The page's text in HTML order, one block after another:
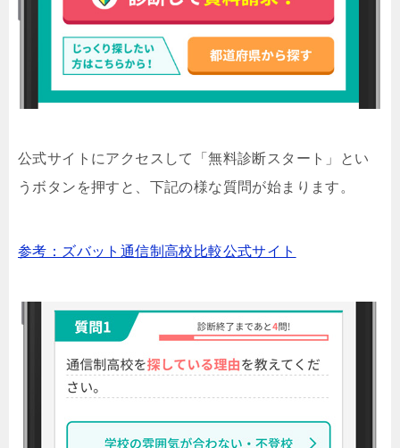
公式サイトにアクセスして「無料診断スタート」とい
うボタンを押すと、下記の様な質問が始まります。
参考：ズバット通信制高校比較公式サイト